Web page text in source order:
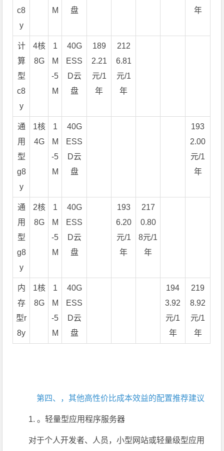
c8
y
M
盘
年
计
算
型
c8
y
4核
8G
1
M
-5
M
40G
ESS
D云
盘
189
2.21
元/1
年
212
6.81
元/1
年
通
用
型
g8
y
1核
4G
1
M
-5
M
40G
ESS
D云
盘
193
2.00
元/1
年
通
用
型
g8
y
2核
8G
1
M
-5
M
40G
ESS
D云
盘
193
6.20
元/1
年
217
0.80
8元/1
年
内
存
型r
8y
1核
8G
1
M
-5
M
40G
ESS
D云
盘
194
3.92
元/1
年
219
8.92
元/1
年
第四、，其他高性价比成本效益的配置推荐建议
1. 。轻量型应用程序服务器
对于个人开发者、人员，小型网站或轻量级型应用